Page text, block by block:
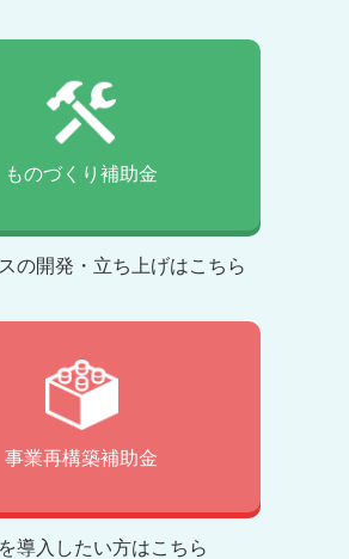
ものづくり補助金
の開発・立ち上げはこちら
事業再構築補助金
導入したい方はこちら